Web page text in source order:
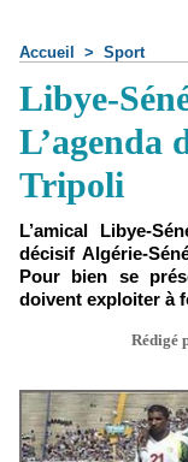
Accueil > Sport
Libye-
L’agenda
Tripoli
L’amical Libye-
décisif Algérie-
Pour bien se
doivent exploiter à
Rédigé